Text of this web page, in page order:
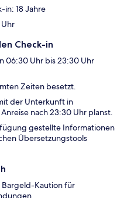
in: 18 Jahre
Check-in
06:30 Uhr bis 23:30 Uhr
Zeiten besetzt.
der Unterkunft in
nach 23:30 Uhr planst.
gestellte Informationen
Übersetzungstools
Kaution für